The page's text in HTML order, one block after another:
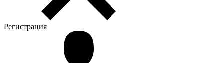
Регистрация